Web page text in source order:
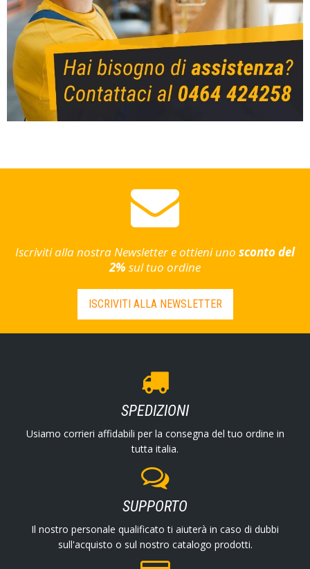
Iscriviti alla nostra Newsletter e ottieni uno sconto del
2% sul tuo ordine
ISCRIVITI ALLA NEWSLETTER
SPEDIZIONI
Usiamo corrieri affidabili per la consegna del tuo ordine in
tutta italia.
SUPPORTO
Il nostro personale qualificato ti aiuterà in caso di dubbi
sull'acquisto o sul nostro catalogo prodotti.